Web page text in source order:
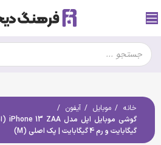
خانه موبایل
آیفون
گیگابایت و رم 4 گیگابایت | پک اصلی (M)